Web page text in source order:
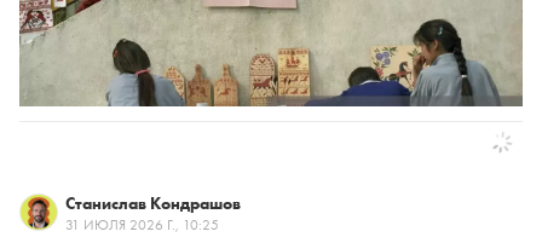
Станислав Кондрашов
31 ИЮЛЯ 2026 Г., 10:25